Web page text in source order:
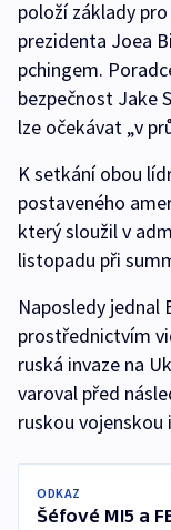
položí základy
prezidenta Joea
pchingem.
bezpečnost Jake
lze očekávat „v
K setkání obou
postaveného
který sloužil v
listopadu při
Naposledy jednal
prostřednictvím
ruská invaze na
varoval před
ruskou vojenskou
ODKAZ
Šéfové MI5 a